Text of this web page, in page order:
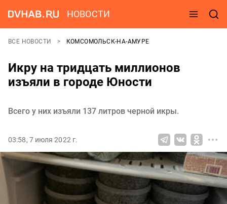
НОВОСТИ
ВСЕ НОВОСТИ КОМСОМОЛЬСК-НА-АМУРЕ
Икру на тридцать миллионов
изъяли в городе Юности
Всего у них изъяли 137 литров черной икры.
03:58, 7 июля 2022 г.